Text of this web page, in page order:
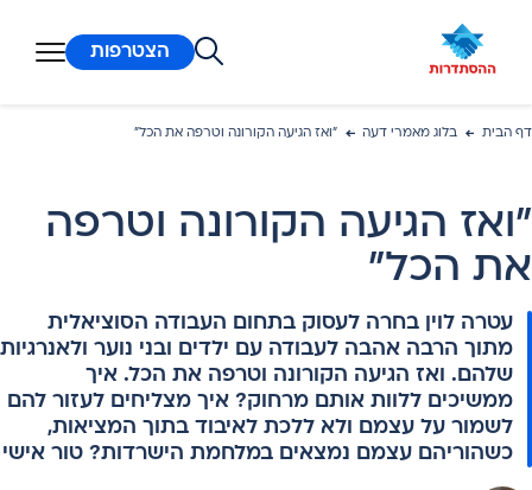
מרכזי
הצטרפות
דף הבית בלוג מאמרי דעה "ואז הגיעה הקורונה וטרפה את הכל"
"ואז הגיעה הקורונה וטרפה
את הכל"
עטרה לוין בחרה לעסוק בתחום העבודה הסוציאלית
מתוך הרבה אהבה לעבודה עם ילדים ובני נוער ולאנרגיות
שלהם. ואז הגיעה הקורונה וטרפה את הכל. איך
ממשיכים ללוות אותם מרחוק? איך מצליחים לעזור להם
לשמור על עצמם ולא ללכת לאיבוד בתוך המציאות,
כשהוריהם עצמם נמצאים במלחמת הישרדות? טור אישי